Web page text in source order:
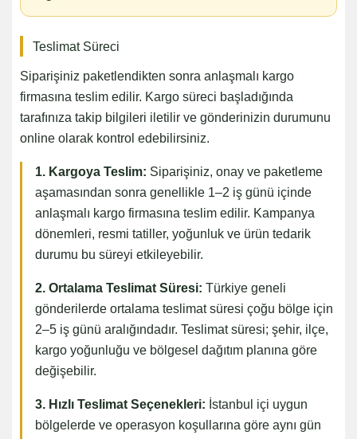
Teslimat Süreci
Siparişiniz paketlendikten sonra anlaşmalı kargo
firmasına teslim edilir. Kargo süreci başladığında
tarafınıza takip bilgileri iletilir ve gönderinizin durumunu
online olarak kontrol edebilirsiniz.
1. Kargoya Teslim: Siparişiniz, onay ve paketleme
aşamasından sonra genellikle 1–2 iş günü içinde
anlaşmalı kargo firmasına teslim edilir. Kampanya
dönemleri, resmi tatiller, yoğunluk ve ürün tedarik
durumu bu süreyi etkileyebilir.
2. Ortalama Teslimat Süresi: Türkiye geneli
gönderilerde ortalama teslimat süresi çoğu bölge için
2–5 iş günü aralığındadır. Teslimat süresi; şehir, ilçe,
kargo yoğunluğu ve bölgesel dağıtım planına göre
değişebilir.
3. Hızlı Teslimat Seçenekleri: İstanbul içi uygun
bölgelerde ve operasyon koşullarına göre aynı gün